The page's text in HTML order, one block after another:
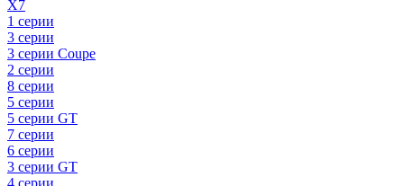
X7
1 серии
3 серии
3 серии Coupe
2 серии
8 серии
5 серии
5 серии GT
7 серии
6 серии
3 серии GT
4 серии